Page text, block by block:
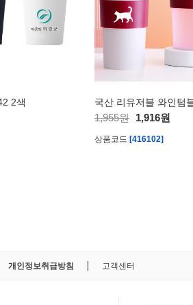
2색
1,955원 1,916원
상품코드 [416102]
개인정보취급방침 고객센터